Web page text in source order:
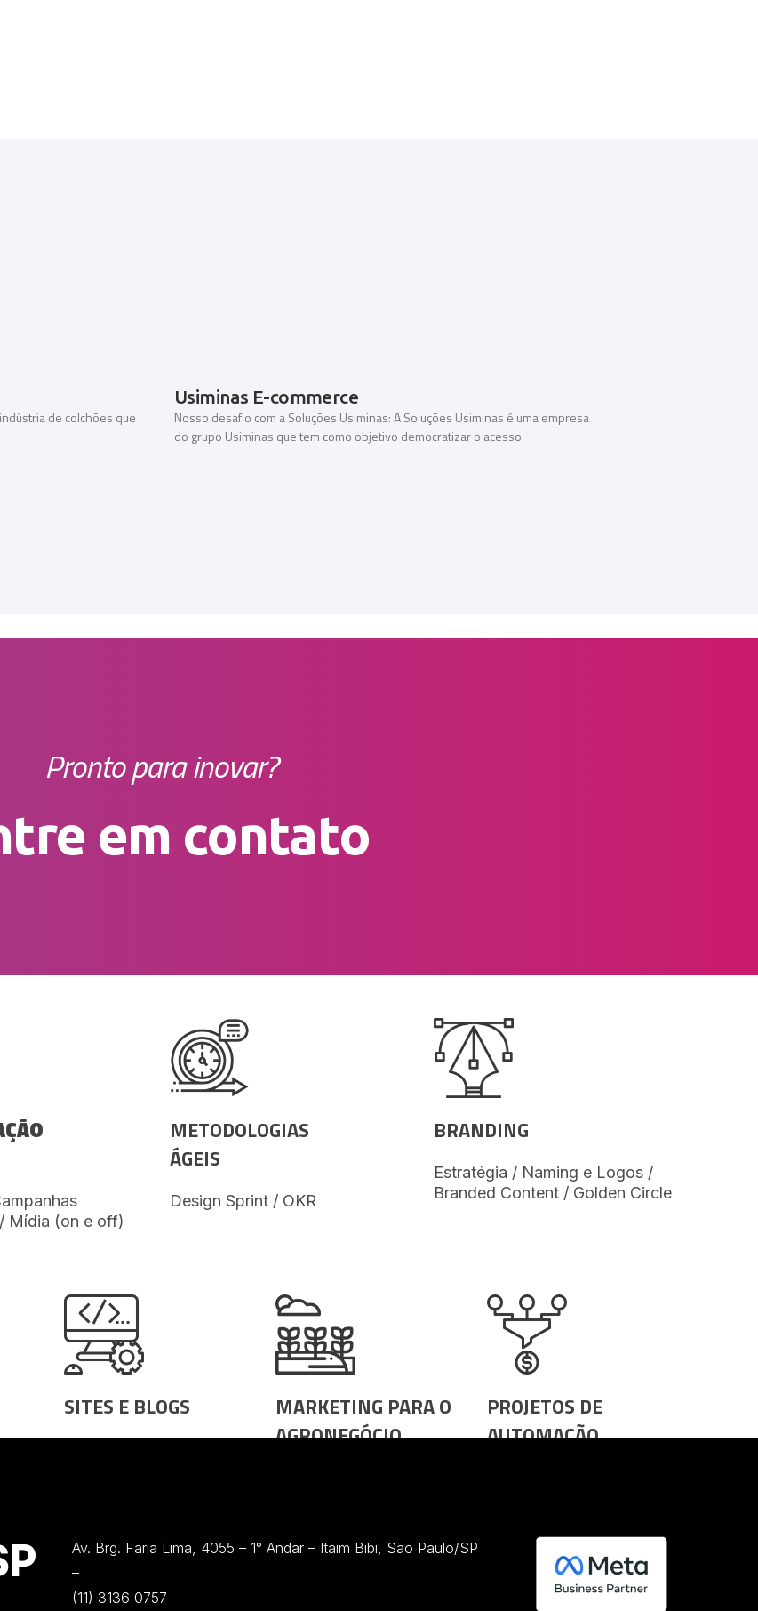
de colchões que
Usiminas E-commerce
Nosso desafio com a Soluções Usiminas: A Soluções Usiminas é uma empresa
do grupo Usiminas que tem como objetivo democratizar o acesso
Pronto para inovar?
em contato
Mídia (on e off)
METODOLOGIAS
ÁGEIS
Design Sprint / OKR
BRANDING
Estratégia / Naming e Logos /
Branded Content / Golden Circle
SITES E BLOGS
MARKETING PARA O
AGRONEGÓCIO
PROJETOS DE
AUTOMAÇÃO
Inside Sales / Vendas
Escaláveis / Funil de
Av. Brg. Faria Lima, 4055 – 1° Andar – Itaim Bibi, São Paulo/SP
–
(11) 3136 0757